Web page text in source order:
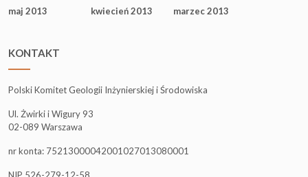
maj 2013
kwiecień 2013 marzec 2013
KONTAKT
Polski Komitet Geologii Inżynierskiej i Środowiska
Ul. Żwirki i Wigury 93
02-089 Warszawa
nr konta: 75213000042001027013080001